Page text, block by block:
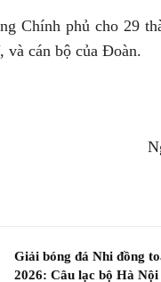
Chính phủ cho 29
và cán bộ của Đoàn.
Giải bóng đá Nhi đồng
2026: Câu lạc bộ Hà Nội